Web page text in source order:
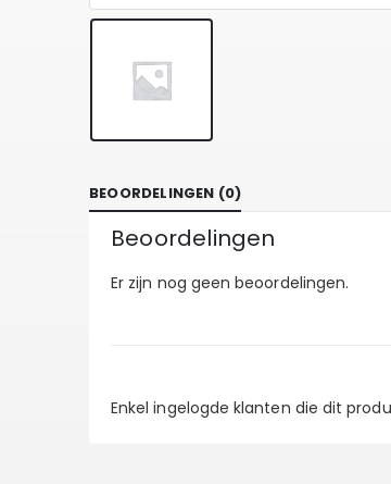
BEOORDELINGEN (0)
Beoordelingen
Er zijn nog geen beoordelingen.
Enkel ingelogde klanten die dit